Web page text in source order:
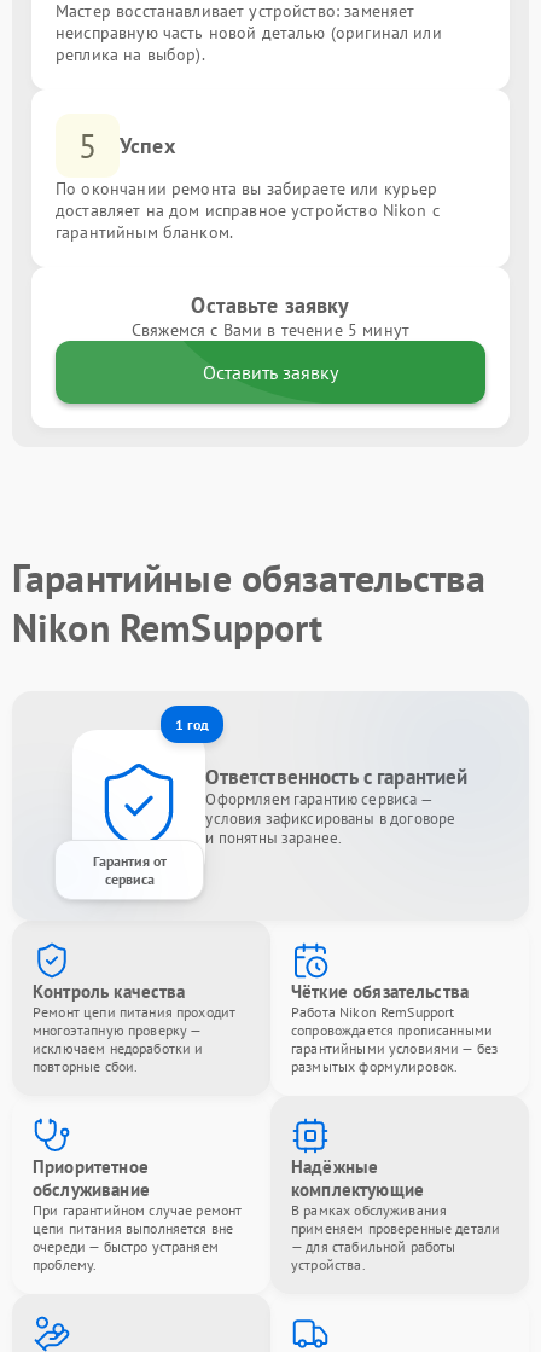
Мастер восстанавливает устройство: заменяет
неисправную часть новой деталью (оригинал или
реплика на выбор).
5 Успех
По окончании ремонта вы забираете или курьер
доставляет на дом исправное устройство Nikon с
гарантийным бланком.
Оставьте заявку
Свяжемся с Вами в течение 5 минут
Оставить заявку
Гарантийные обязательства
Nikon RemSupport
1 год
Гарантия от
сервиса
Ответственность с гарантией
Оформляем гарантию сервиса —
условия зафиксированы в договоре
и понятны заранее.
Контроль качества
Ремонт цепи питания проходит
многоэтапную проверку —
исключаем недоработки и
повторные сбои.
Чёткие обязательства
Работа Nikon RemSupport
сопровождается прописанными
гарантийными условиями — без
размытых формулировок.
Приоритетное
обслуживание
При гарантийном случае ремонт
цепи питания выполняется вне
очереди — быстро устраняем
проблему.
Надёжные
комплектующие
В рамках обслуживания
применяем проверенные детали
— для стабильной работы
устройства.